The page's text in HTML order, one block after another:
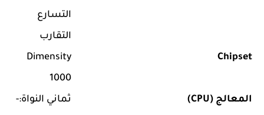
التسارع
التقارب
Chipset
Dimensity
1000
المعالج (CPU)
ثماني النواة:-